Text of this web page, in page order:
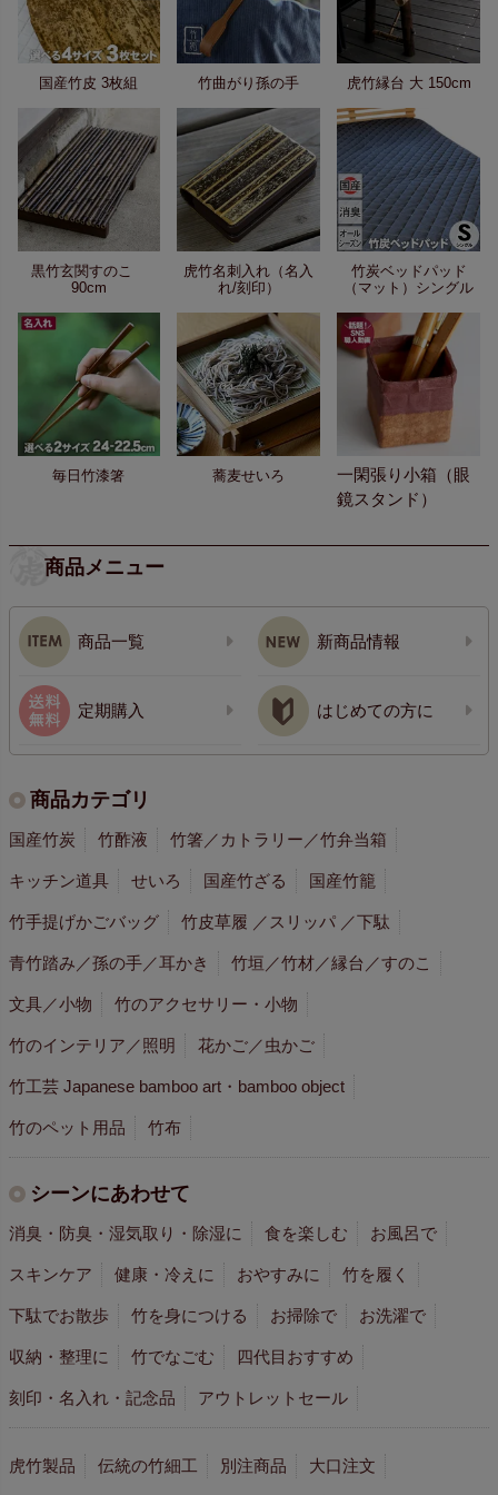
国産竹皮 3枚組 竹曲がり孫の手 虎竹縁台 大 150cm
黒竹玄関すのこ
90cm
虎竹名刺入れ（名入
れ/刻印）
竹炭ベッドパッド
（マット）シングル
毎日竹漆箸 蕎麦せいろ
一閑張り小箱（眼
鏡スタンド）
商品メニュー
商品一覧 新商品情報
定期購入 はじめての方に
商品カテゴリ
国産竹炭 竹酢液 竹箸／カトラリー／竹弁当箱
キッチン道具 せいろ 国産竹ざる 国産竹籠
竹手提げかごバッグ 竹皮草履 ／スリッパ ／下駄
青竹踏み／孫の手／耳かき 竹垣／竹材／縁台／すのこ
文具／小物 竹のアクセサリー・小物
竹のインテリア／照明 花かご／虫かご
竹工芸 Japanese bamboo art・bamboo object
竹のペット用品 竹布
シーンにあわせて
消臭・防臭・湿気取り・除湿に 食を楽しむ お風呂で
スキンケア 健康・冷えに おやすみに 竹を履く
下駄でお散歩 竹を身につける お掃除で お洗濯で
収納・整理に 竹でなごむ 四代目おすすめ
刻印・名入れ・記念品 アウトレットセール
虎竹製品 伝統の竹細工 別注商品 大口注文